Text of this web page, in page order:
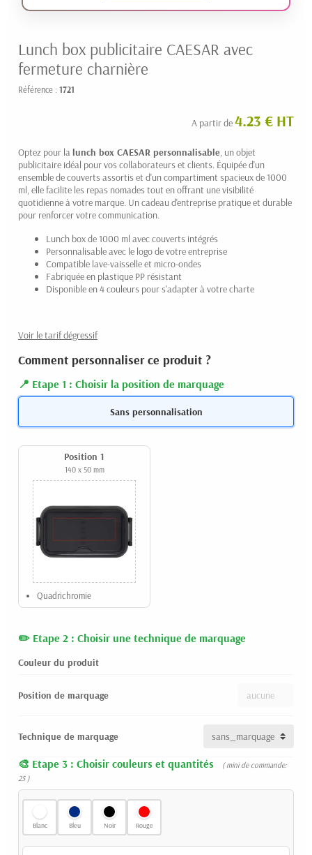
Lunch box publicitaire CAESAR avec
fermeture charnière
Référence : 1721
A partir de4.23 € HT
Optez pour la lunch box CAESAR personnalisable , un objet
publicitaire idéal pour vos collaborateurs et clients. Équipée d'un
ensemble de couverts assortis et d'un compartiment spacieux de 1000
ml, elle facilite les repas nomades tout en offrant une visibilité
quotidienne à votre marque. Un cadeau d'entreprise pratique et durable
pour renforcer votre communication.
Lunch box de 1000 ml avec couverts intégrés
Personnalisable avec le logo de votre entreprise
Compatible lave-vaisselle et micro-ondes
Fabriquée en plastique PP résistant
Disponible en 4 couleurs pour s'adapter à votre charte
Voir le tarif dégressif
Comment personnaliser ce produit ?
Etape 1 : Choisir la position de marquage
Sans personnalisation
Position 1
140 x 50 mm
Quadrichromie
Etape 2 : Choisir une technique de marquage
Couleur du produit
Position de marquage
Technique de marquage
Etape 3 : Choisir couleurs et quantités
( mini de commande:
25 )
Blanc Bleu Noir Rouge